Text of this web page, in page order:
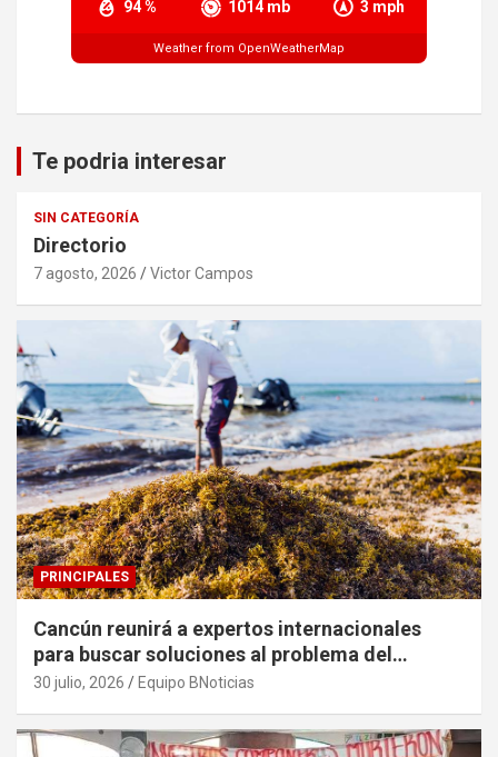
94 % 1014 mb 3 mph
Weather from OpenWeatherMap
Te podria interesar
SIN CATEGORÍA
Directorio
7 agosto, 2026 Victor Campos
PRINCIPALES
Cancún reunirá a expertos internacionales
para buscar soluciones al problema del
sargazo
30 julio, 2026 Equipo BNoticias